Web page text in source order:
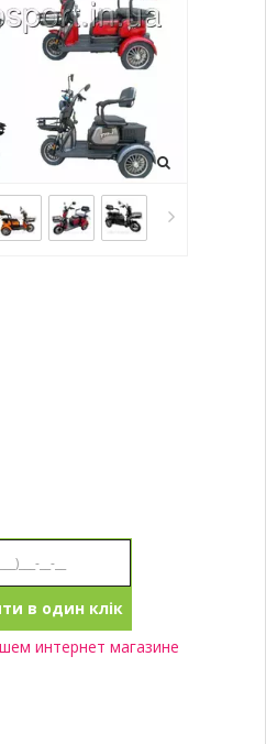
в один клік
интернет магазине